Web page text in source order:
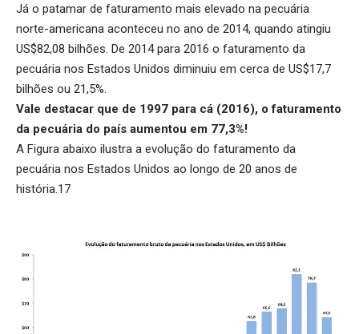
Já o patamar de faturamento mais elevado na pecuária
norte-americana aconteceu no ano de 2014, quando atingiu
US$82,08 bilhões. De 2014 para 2016 o faturamento da
pecuária nos Estados Unidos diminuiu em cerca de US$17,7
bilhões ou 21,5%.
Vale destacar que de 1997 para cá (2016), o faturamento
da pecuária do país aumentou em 77,3%!
A Figura abaixo ilustra a evolução do faturamento da
pecuária nos Estados Unidos ao longo de 20 anos de
história.17